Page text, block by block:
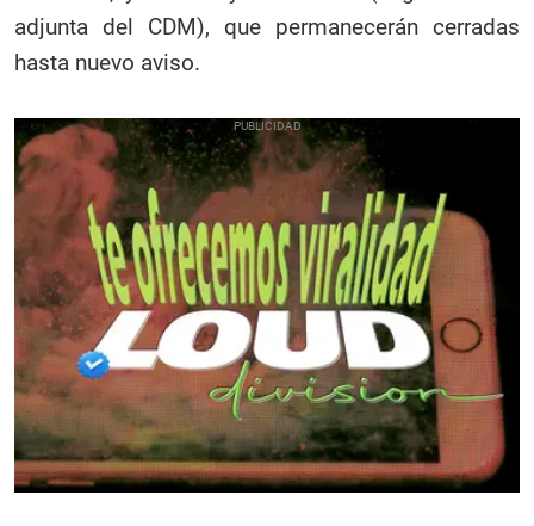
adjunta del CDM), que permanecerán cerradas
hasta nuevo aviso.